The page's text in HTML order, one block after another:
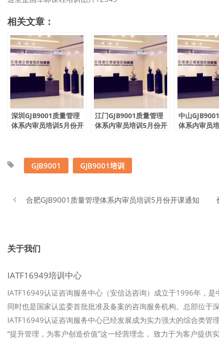
相关文章：
深圳GJB9001质量管理
体系内审员培训5月份开
江门GJB9001质量管理
体系内审员培训5月份开
中山
体系内审员
GJB9001 GJB9001培训
合肥GJB9001质量管理体系内审员培训5月份开课通知
关于我们
IATF16949培训中心
IATF16949认证咨询服务中心（安信达咨询）成立于1996年，
同时也是国家认监委首批批准及备案的咨询服务机构。总部位于
IATF16949认证咨询服务中心已经发展成为实力强大的综合类
“提升管理，为客户创造价值”这一经营理念， 致力于为客户提